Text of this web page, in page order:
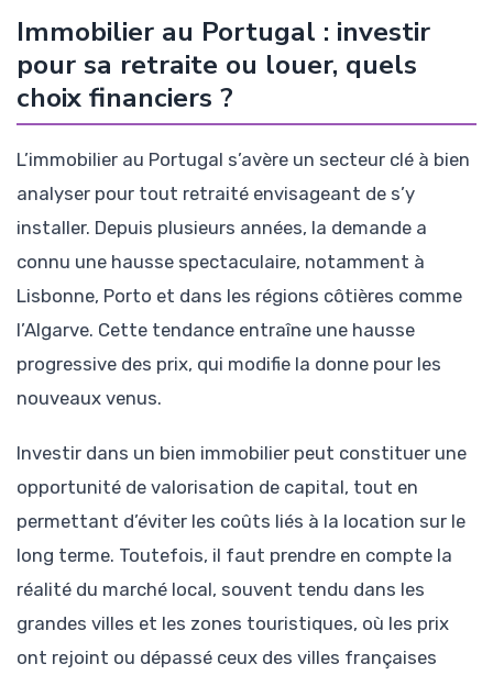
Immobilier au Portugal : investir
pour sa retraite ou louer, quels
choix financiers ?
L’immobilier au Portugal s’avère un secteur clé à bien
analyser pour tout retraité envisageant de s’y
installer. Depuis plusieurs années, la demande a
connu une hausse spectaculaire, notamment à
Lisbonne, Porto et dans les régions côtières comme
l’Algarve. Cette tendance entraîne une hausse
progressive des prix, qui modifie la donne pour les
nouveaux venus.
Investir dans un bien immobilier peut constituer une
opportunité de valorisation de capital, tout en
permettant d’éviter les coûts liés à la location sur le
long terme. Toutefois, il faut prendre en compte la
réalité du marché local, souvent tendu dans les
grandes villes et les zones touristiques, où les prix
ont rejoint ou dépassé ceux des villes françaises